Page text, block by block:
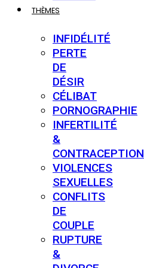
THÈMES
INFIDÉLITÉ
PERTE
DE
DÉSIR
CÉLIBAT
PORNOGRAPHIE
INFERTILITÉ
&
CONTRACEPTION
VIOLENCES
SEXUELLES
CONFLITS
DE
COUPLE
RUPTURE
&